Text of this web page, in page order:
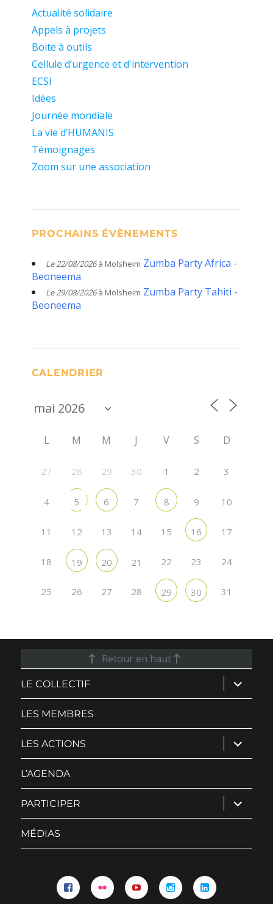
Actualité solidaire
Appels à projets
Boite à outils
Cellule d’urgence et d'intervention
ECSI
Idées
Journée mondiale
La vie d’HUMANIS
Témoignages
Zoom sur une association
PROCHAINS ÉVÈNEMENTS
Le 22/08/2026à Molsheim Zumba Party Africa -
Beoneema
Le 29/08/2026à Molsheim Zumba Party Tahiti -
Beoneema
CALENDRIER
L M M J V S D
27 28 29 30 1 2 3
4 5 6 7 8 9 10
11 12 13 14 15 16 17
18 19 20 21 22 23 24
25 26 27 28 29 30 31
Retour en haut
LE COLLECTIF ouvrir
le
sous-
LES MEMBRES
LES ACTIONS ouvrir
le
sous-
L’AGENDA
PARTICIPER ouvrir
le
sous-
MÉDIAS